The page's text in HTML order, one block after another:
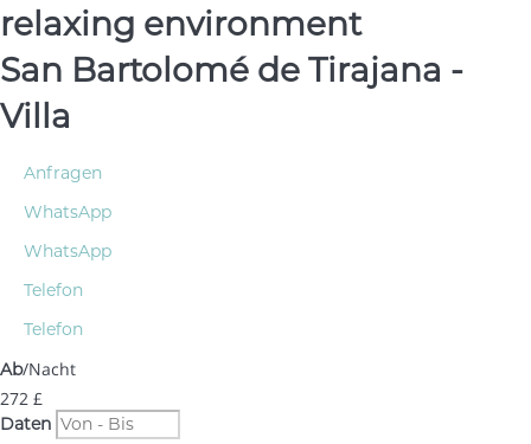
relaxing environment
San Bartolomé de Tirajana -
Villa
Anfragen
WhatsApp
WhatsApp
Telefon
Telefon
Ab/Nacht
272 £
Daten